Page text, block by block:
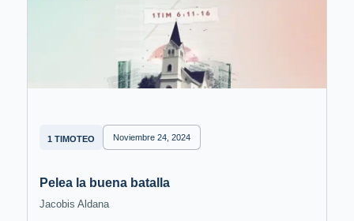
1 TIMOTEO Noviembre 24, 2024
Pelea la buena batalla
Jacobis Aldana